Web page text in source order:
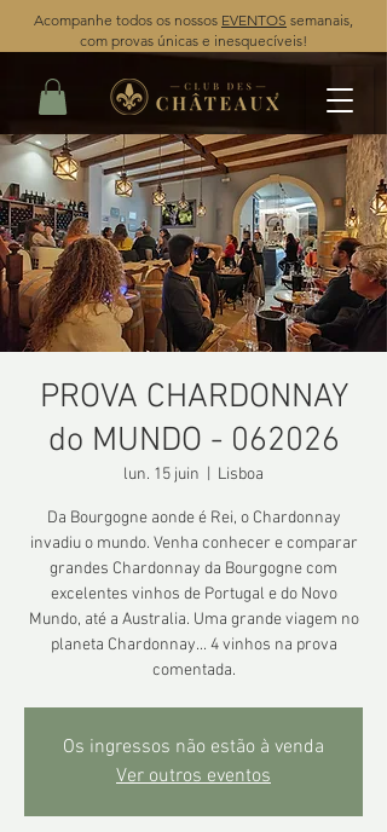
Acompanhe todos os nossos EVENTOS semanais,
com provas únicas e inesquecíveis!
PROVA CHARDONNAY
do MUNDO - 062026
lun. 15 juin Lisboa
Da Bourgogne aonde é Rei, o Chardonnay
invadiu o mundo. Venha conhecer e comparar
grandes Chardonnay da Bourgogne com
excelentes vinhos de Portugal e do Novo
Mundo, até a Australia. Uma grande viagem no
planeta Chardonnay... 4 vinhos na prova
comentada.
Os ingressos não estão à venda
Ver outros eventos